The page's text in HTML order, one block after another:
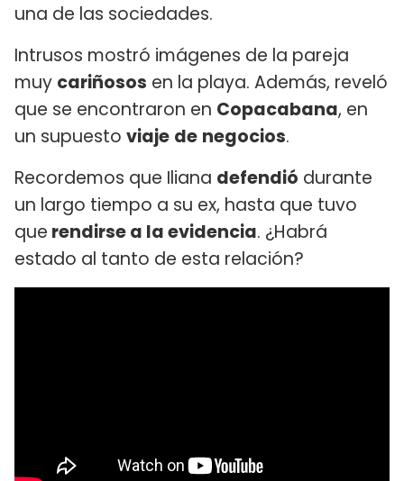
una de las sociedades.
Intrusos mostró imágenes de la pareja
muy cariñosos en la playa. Además, reveló
que se encontraron en Copacabana, en
un supuesto viaje de negocios.
Recordemos que Iliana defendió durante
un largo tiempo a su ex, hasta que tuvo
que rendirse a la evidencia. ¿Habrá
estado al tanto de esta relación?